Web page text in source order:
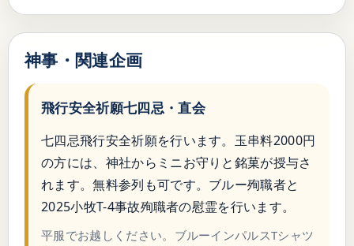
神事・関連企画
飛行安全祈願七四忌・直会
七四忌飛行安全祈願を行います。玉串料2000円
の方には、神社からミニお守りと銘菓が授与さ
れます。無料参列も可です。ブルー殉職者と
2025小牧T-4事故殉職者の慰霊を行います。
平服でお越しください。ブルーインパルスTシャツ